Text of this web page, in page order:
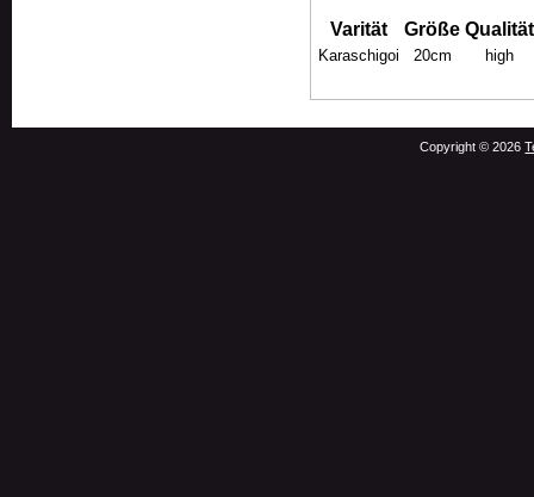
Varität Größe Qualität
Karaschigoi 20cm high
Copyright © 2026